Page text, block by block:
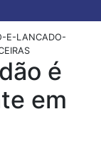
E-LANCADO-
é
em